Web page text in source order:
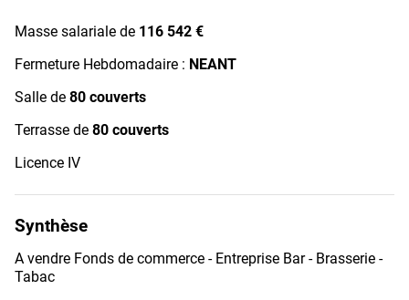
Masse salariale de 116 542 €
Fermeture Hebdomadaire : NEANT
Salle de 80 couverts
Terrasse de 80 couverts
Licence IV
Synthèse
A vendre Fonds de commerce - Entreprise Bar - Brasserie -
Tabac